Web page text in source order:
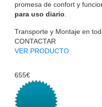
promesa de confort y
para uso diario
Transporte y Montaje en
CONTACTAR
VER PRODUCTO
655€